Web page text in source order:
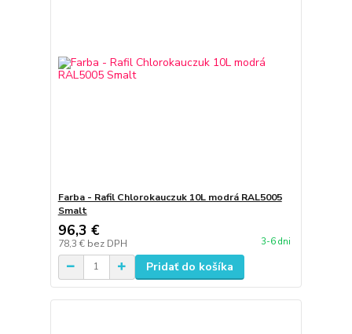
Farba - Rafil Chlorokauczuk 10L modrá RAL5005
Smalt
96,3 €
78,3 € bez DPH 3-6 dni
Pridať do košíka